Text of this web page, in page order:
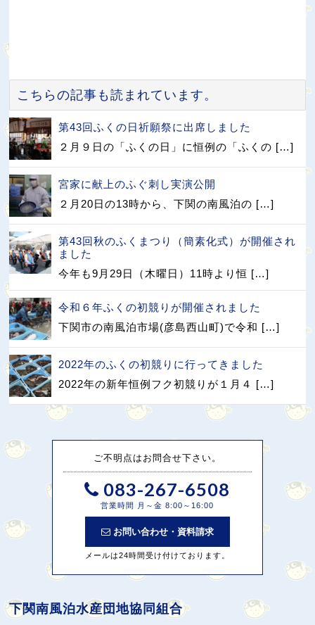
こちらの記事も読まれています。
第43回ふくの日祈願祭に出席しました
２月９日の「ふくの日」に恒例の「ふくの […]
宮家に献上のふぐ刺し実演公開
２月20日の13時から、下関の南風泊の […]
第43回秋のふくまつり（簡素化式）が開催され
ました
今年も9月29日（木曜日）11時より恒 […]
令和６年ふくの初競りが開催されました
下関市の南風泊市場(彦島西山町)で令和 […]
2022年のふくの初競りに行ってきました
2022年の新年恒例フク初競りが１月４ […]
ご不明点はお問合せ下さい。
083-267-6508
営業時間 月～金 8:00～16:00
お問い合わせ・資料請求
メールは24時間受け付けております。
下関南風泊水産団地協同組合